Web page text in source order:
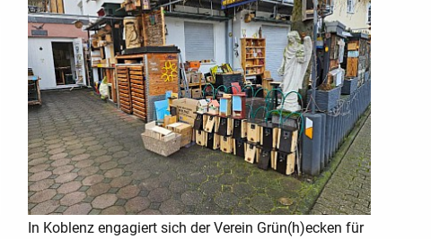
In Koblenz engagiert sich der Verein Grün(h)ecken für